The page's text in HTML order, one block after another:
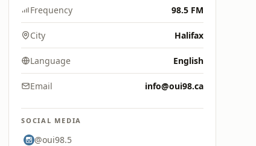
Frequency 98.5 FM
City Halifax
Language English
Email info@oui98.ca
SOCIAL MEDIA
@oui98.5